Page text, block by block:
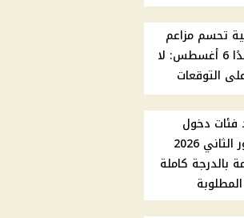
تحسم مزاعم
وقوع زلزال غدًا 6 أغسطس: لا
التوقعات
فئات دخول
امتحانات الدور الثاني 2026
بالدرجة كاملة